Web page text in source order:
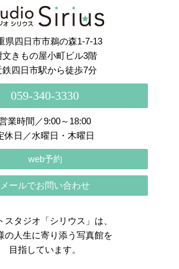
Instagram でフォロー
県四日市市鵜の森1-7-13
文きもの屋小町ビル3階
鉄四日市駅から徒歩7分
059-340-3330
業時間／9:00～18:00
休日／水曜日・木曜日
web予約
メールでお問い合わせ
スタジオ「シリウス」は、
の人生に寄り添う写真館を
目指しています。